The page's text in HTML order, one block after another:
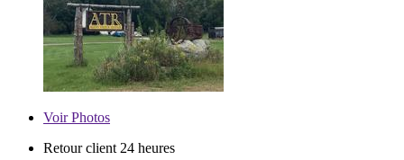
VoirPhotos
Retour client 24 heures